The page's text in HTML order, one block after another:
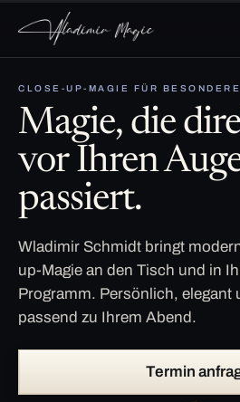
CLOSE-UP-MAGIE FÜR
Magie, die
vor Ihren
passiert.
Wladimir Schmidt bringt
up-Magie an den Tisch und in
Programm. Persönlich, elegant
passend zu Ihrem Abend.
Termin